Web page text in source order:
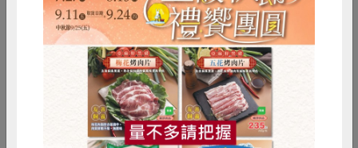
青菜打成泥時加入蛋白可讓口感更滑順。
RPET 食譜 減硝酸鹽
雞蛋 食安 共同購買